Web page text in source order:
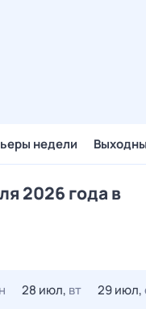
недели
2026 года в
28 июл, вт 29 июл,